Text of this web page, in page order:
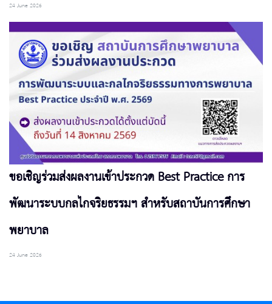
24 June 2026
ขอเชิญร่วมส่งผลงานเข้าประกวด Best Practice การ
พัฒนาระบบกลไกจริยธรรมฯ สำหรับสถาบันการศึกษา
พยาบาล
24 June 2026